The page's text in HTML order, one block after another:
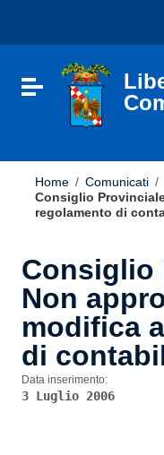
sito
include
Vai al footer
Attiva / disattiva la
Home / Comunicati /
Consiglio
regolamento di
Consiglio
Non
modifica
di
Data inserimento:
3 Luglio 2006